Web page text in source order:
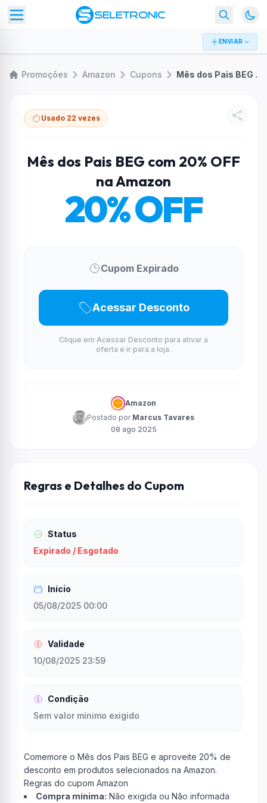
ENVIAR
Promoções Amazon Cupons Mês dos Pais BEG com 20% OFF na Amazon
Usado 22 vezes
Mês dos Pais BEG com 20% OFF
na Amazon
20% OFF
Cupom Expirado
Acessar Desconto
Clique em Acessar Desconto para ativar a
oferta e ir para a loja.
Amazon
Postado por Marcus Tavares
08 ago 2025
Regras e Detalhes do Cupom
Status
Expirado / Esgotado
Início
05/08/2025 00:00
Validade
10/08/2025 23:59
Condição
Sem valor mínimo exigido
Comemore o Mês dos Pais BEG e aproveite 20% de
desconto em produtos selecionados na Amazon.
Regras do cupom Amazon
Compra mínima: Não exigida ou Não informada